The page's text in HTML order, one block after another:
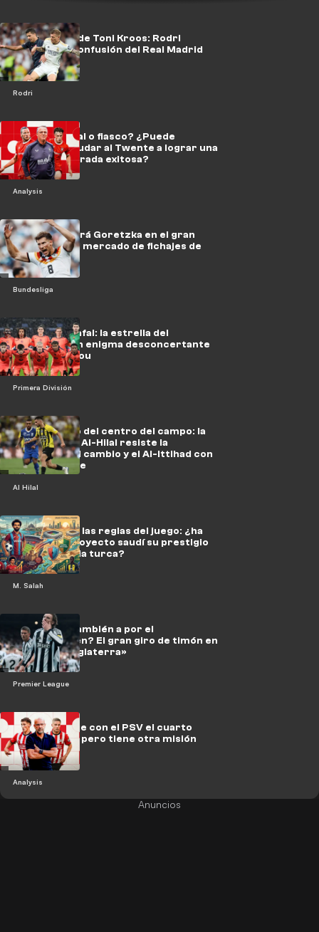
Rodri
El torbellino de Toni Kroos: Rodri
aumenta la confusión del Real Madrid
Analysis
¿Acierto total o fiasco? ¿Puede
Weghorst ayudar al Twente a lograr una
nueva temporada exitosa?
Bundesliga
¿Se convertirá Goretzka en el gran
perdedor del mercado de fichajes de
verano?
Primera División
Un fallo garrafal: la estrella del
Barcelona, un enigma desconcertante
en el Camp Nou
Al Hilal
El terremoto del centro del campo: la
escuadra del Al-Hilal resiste la
tormenta del cambio y el Al-Ittihad con
su nuevo traje
M. Salah
Salah cambia las reglas del juego: ¿ha
perdido el proyecto saudí su prestigio
ante la astucia turca?
Premier League
¿Van ahora también a por el
Seepferdchen? El gran giro de timón en
el «BVB de Inglaterra»
Analysis
Bosz persigue con el PSV el cuarto
título de liga, pero tiene otra misión
más